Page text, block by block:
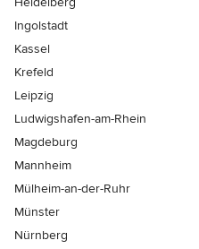
Ingolstadt
Kassel
Krefeld
Leipzig
Ludwigshafen-am-Rhein
Magdeburg
Mannheim
Mülheim-an-der-Ruhr
Münster
Nürnberg